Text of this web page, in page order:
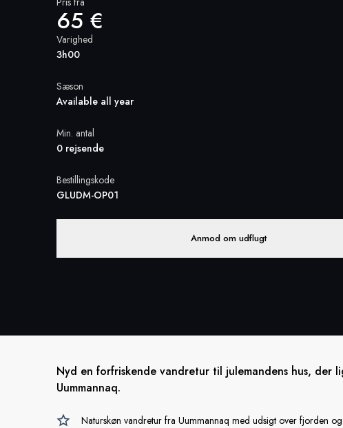
65 €
Varighed
3h00
Sæson
Available all year
Min. antal
0 rejsende
Bestillingskode
GLUDM-OP01
Anmod om udflugt
Nyd en forfriskende vandretur til julemandens hus, der
Uummannaq.
Naturskøn vandretur fra Uummannaq med udsigt over fjorden